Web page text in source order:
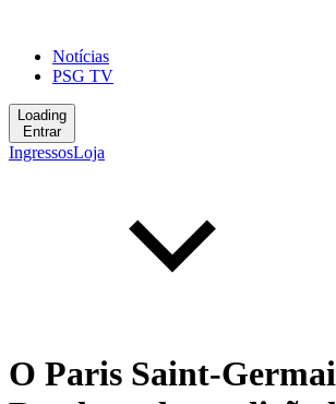
Notícias
PSG TV
Loading
Entrar
IngressosLoja
O Paris Saint-